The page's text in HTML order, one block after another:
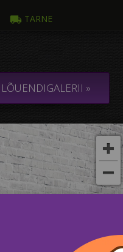
TARNE
LÕUENDIGALERII »
KOLLAAŽ /